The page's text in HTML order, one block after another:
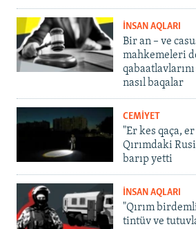
İNSAN AQLARI
Bir an – ve
mahkemeleri
nasıl baqalar
CEMİYET
"Er kes qaça,
Qırımdaki
barıp yetti
İNSAN AQLARI
"Qırım
tintüv ve